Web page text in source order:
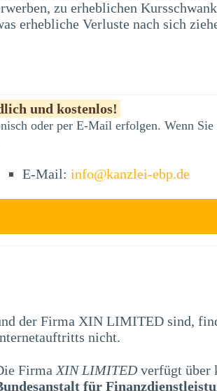
erhebliche Verluste nach sich
und kostenlos!
oder per E-Mail erfolgen. Wenn Sie
E-Mail: info@kanzlei-ebp.de
der Firma XIN LIMITED sind,
nicht.
Firma XIN LIMITED verfügt über
für